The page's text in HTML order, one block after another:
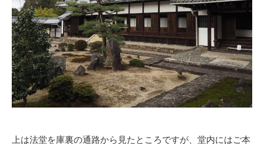
上は法堂を庫裏の通路から見たところですが、堂内にはご本